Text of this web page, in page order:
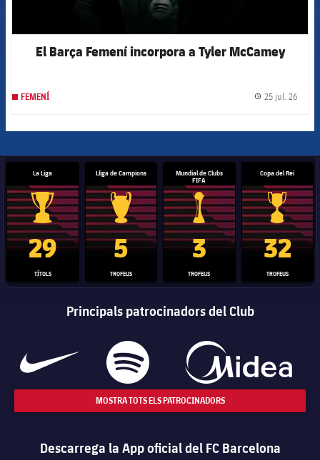
El Barça Femení incorpora a Tyler McCamey
FEMENÍ 25 jul. 26
La Liga
Trofeu de la Liga
29
TÍTOLS
Lliga de Campions
Trofeu de la Lliga de Campions
5
TROFEUS
Mundial de Clubs
FIFA
Trofeu del Mundial de Clubs
3
TROFEUS
Copa del Rei
Copa del
32
TROFEUS
Principals patrocinadors del Club
MOSTRA TOTS ELS PATROCINADORS
Descarrega la App oficial del FC Barcelona